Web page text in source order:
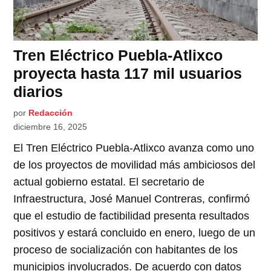
Tren Eléctrico Puebla-Atlixco
proyecta hasta 117 mil usuarios
diarios
por Redacción
diciembre 16, 2025
El Tren Eléctrico Puebla-Atlixco avanza como uno
de los proyectos de movilidad más ambiciosos del
actual gobierno estatal. El secretario de
Infraestructura, José Manuel Contreras, confirmó
que el estudio de factibilidad presenta resultados
positivos y estará concluido en enero, luego de un
proceso de socialización con habitantes de los
municipios involucrados. De acuerdo con datos